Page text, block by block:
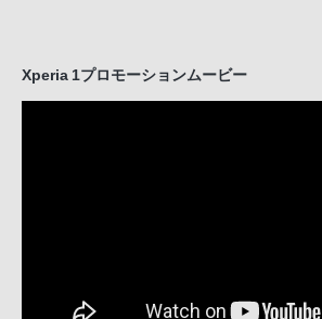
Xperia 1プロモーションムービー